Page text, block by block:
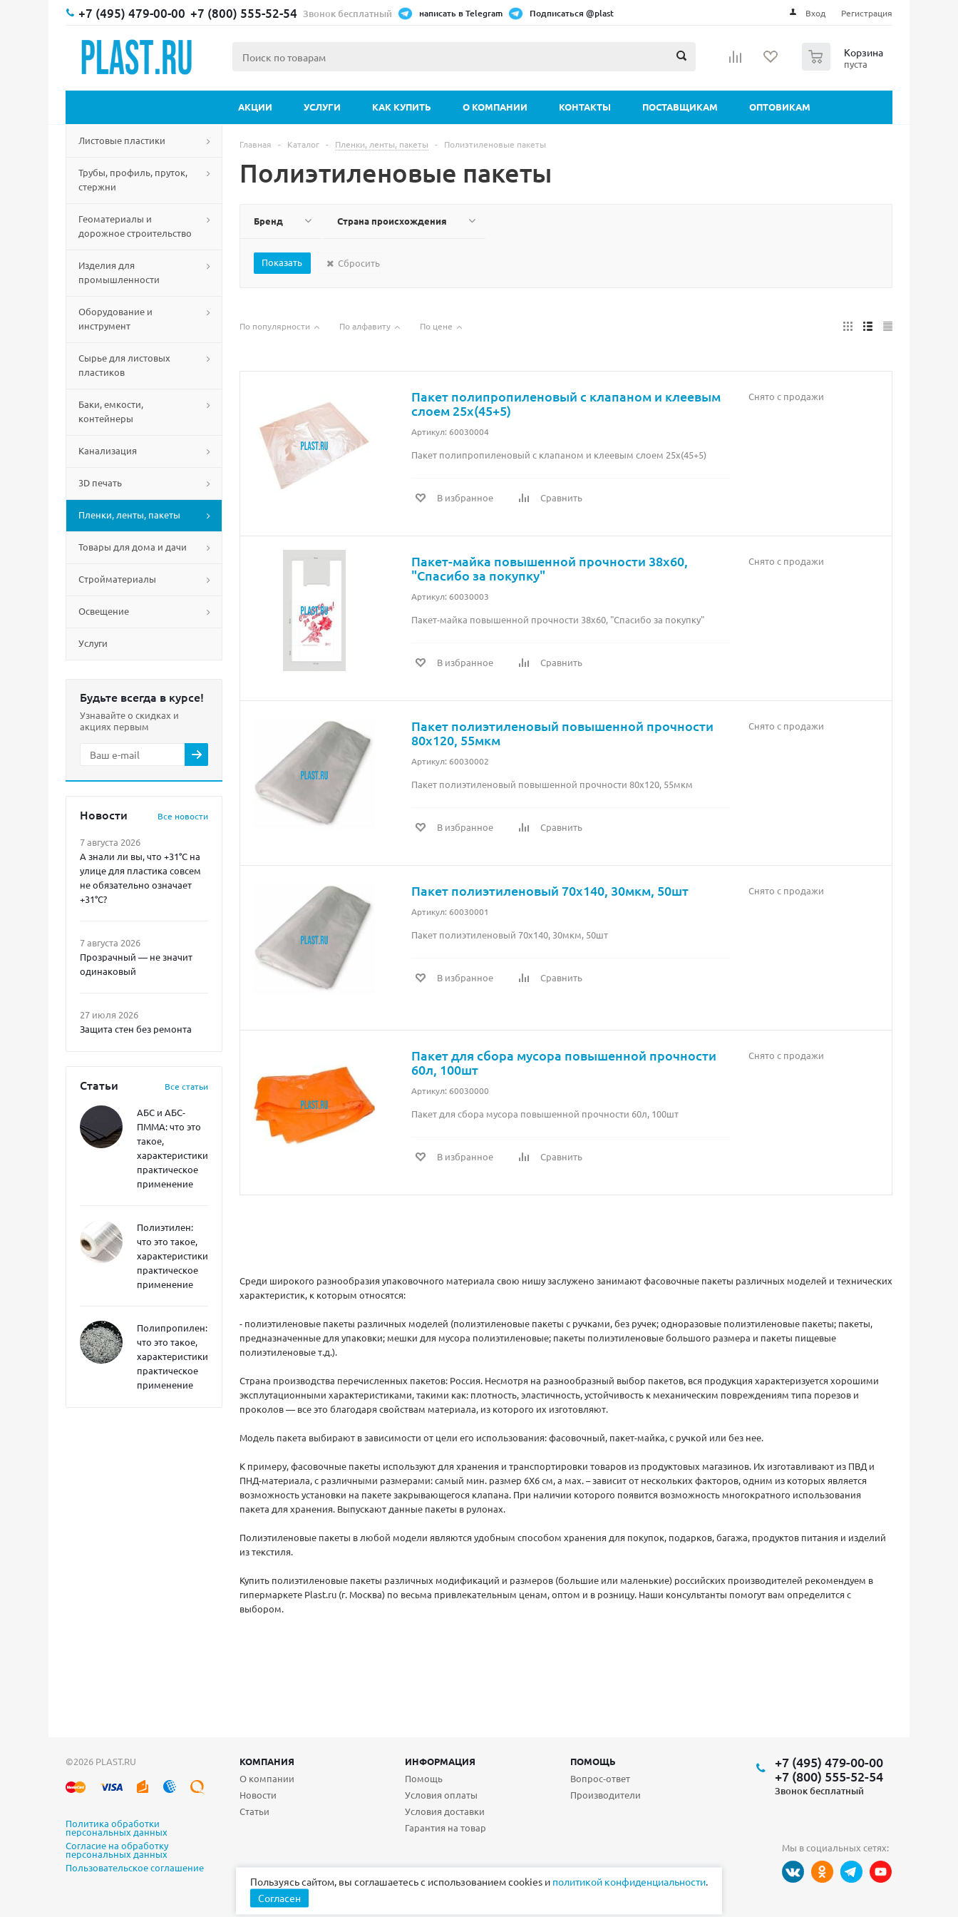
+7 (495) 479-00-00 +7 (800) 555-52-54 Звонок бесплатный написать в Telegram Подписаться @plast Вход Регистрация
Корзина
пуста
АКЦИИ УСЛУГИ КАК КУПИТЬ О КОМПАНИИ КОНТАКТЫ ПОСТАВЩИКАМ ОПТОВИКАМ
Листовые пластики
Трубы, профиль, пруток,
стержни
Геоматериалы и
дорожное строительство
Изделия для
промышленности
Оборудование и
инструмент
Сырье для листовых
пластиков
Баки, емкости,
контейнеры
Канализация
3D печать
Пленки, ленты, пакеты
Товары для дома и дачи
Стройматериалы
Освещение
Услуги
Будьте всегда в курсе!
Узнавайте о скидках и
акциях первым
Новости Все новости
7 августа 2026
А знали ли вы, что +31°C на
улице для пластика совсем
не обязательно означает
+31°C?
7 августа 2026
Прозрачный — не значит
одинаковый
27 июля 2026
Защита стен без ремонта
Статьи Все статьи
АБС и АБС-
ПММА: что это
такое,
характеристики,
практическое
применение
Полиэтилен:
что это такое,
характеристики,
практическое
применение
Полипропилен:
что это такое,
характеристики,
практическое
применение
Главная - Каталог - Пленки, ленты, пакеты - Полиэтиленовые пакеты
Полиэтиленовые пакеты
Бренд Страна происхождения
Сбросить
По популярности По алфавиту По цене
Пакет полипропиленовый с клапаном и клеевым
слоем 25х(45+5)
Артикул: 60030004
Пакет полипропиленовый с клапаном и клеевым слоем 25х(45+5)
В избранное Сравнить
Снято с продажи
Пакет-майка повышенной прочности 38х60,
"Спасибо за покупку"
Артикул: 60030003
Пакет-майка повышенной прочности 38х60, "Спасибо за покупку"
В избранное Сравнить
Снято с продажи
Пакет полиэтиленовый повышенной прочности
80х120, 55мкм
Артикул: 60030002
Пакет полиэтиленовый повышенной прочности 80х120, 55мкм
В избранное Сравнить
Снято с продажи
Пакет полиэтиленовый 70х140, 30мкм, 50шт
Артикул: 60030001
Пакет полиэтиленовый 70х140, 30мкм, 50шт
В избранное Сравнить
Снято с продажи
Пакет для сбора мусора повышенной прочности
60л, 100шт
Артикул: 60030000
Пакет для сбора мусора повышенной прочности 60л, 100шт
В избранное Сравнить
Снято с продажи
Среди широкого разнообразия упаковочного материала свою нишу заслужено занимают фасовочные пакеты различных моделей и технических
характеристик, к которым относятся:
- полиэтиленовые пакеты различных моделей (полиэтиленовые пакеты с ручками, без ручек; одноразовые полиэтиленовые пакеты; пакеты,
предназначенные для упаковки; мешки для мусора полиэтиленовые; пакеты полиэтиленовые большого размера и пакеты пищевые
полиэтиленовые т.д.).
Страна производства перечисленных пакетов: Россия. Несмотря на разнообразный выбор пакетов, вся продукция характеризуется хорошими
эксплутационными характеристиками, такими как: плотность, эластичность, устойчивость к механическим повреждениям типа порезов и
проколов — все это благодаря свойствам материала, из которого их изготовляют.
Модель пакета выбирают в зависимости от цели его использования: фасовочный, пакет-майка, с ручкой или без нее.
К примеру, фасовочные пакеты используют для хранения и транспортировки товаров из продуктовых магазинов. Их изготавливают из ПВД и
ПНД-материала, с различными размерами: самый мин. размер 6Х6 см, а мах. – зависит от нескольких факторов, одним из которых является
возможность установки на пакете закрывающегося клапана. При наличии которого появится возможность многократного использования
пакета для хранения. Выпускают данные пакеты в рулонах.
Полиэтиленовые пакеты в любой модели являются удобным способом хранения для покупок, подарков, багажа, продуктов питания и изделий
из текстиля.
Купить полиэтиленовые пакеты различных модификаций и размеров (большие или маленькие) российских производителей рекомендуем в
гипермаркете Plast.ru (г. Москва) по весьма привлекательным ценам, оптом и в розницу. Наши консультанты помогут вам определится с
выбором.
©2026 PLAST.RU
Политика обработки
персональных данных
Согласие на обработку
персональных данных
Пользовательское соглашение
КОМПАНИЯ ИНФОРМАЦИЯ
ПОМОЩЬ
О компании
Новости
Статьи
Помощь
Условия оплаты
Условия доставки
Гарантия на товар
Вопрос-ответ
Производители
+7 (495) 479-00-00
+7 (800) 555-52-54
Звонок бесплатный
Мы в социальных сетях:
Пользуясь сайтом, вы соглашаетесь с использованием cookies и политикой конфиденциальности.
Согласен